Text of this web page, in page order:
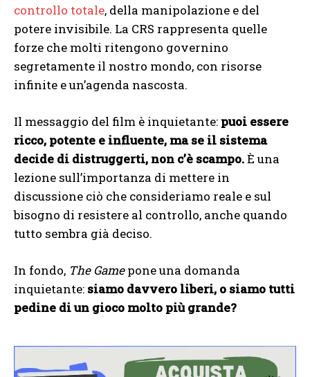
controllo totale, della manipolazione e del
potere invisibile. La CRS rappresenta quelle
forze che molti ritengono governino
segretamente il nostro mondo, con risorse
infinite e un’agenda nascosta.
Il messaggio del film è inquietante: puoi essere
ricco, potente e influente, ma se il sistema
decide di distruggerti, non c’è scampo.È una
lezione sull’importanza di mettere in
discussione ciò che consideriamo reale e sul
bisogno di resistere al controllo, anche quando
tutto sembra già deciso.
In fondo, The Gamepone una domanda
inquietante: siamo davvero liberi, o siamo tutti
pedine di un gioco molto più grande?